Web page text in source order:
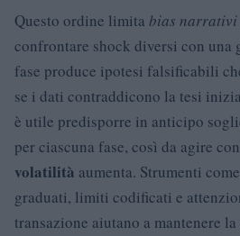
Questo ordine limita bias narrativi
confrontare shock diversi con una
fase produce ipotesi falsificabili
se i dati contraddicono la tesi
è utile predisporre in anticipo
per ciascuna fase, così da agire
volatilità aumenta. Strumenti
graduati, limiti codificati e
transazione aiutano a mantenere